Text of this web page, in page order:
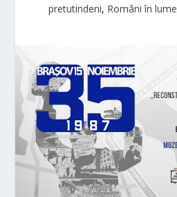
pretutindeni, Români în lume